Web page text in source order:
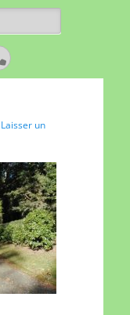
Laisser un